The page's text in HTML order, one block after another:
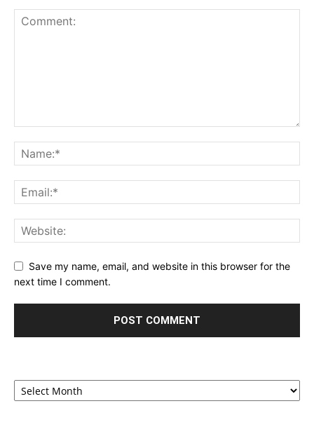
Save my name, email, and website in this browser for the
next time I comment.
Archives